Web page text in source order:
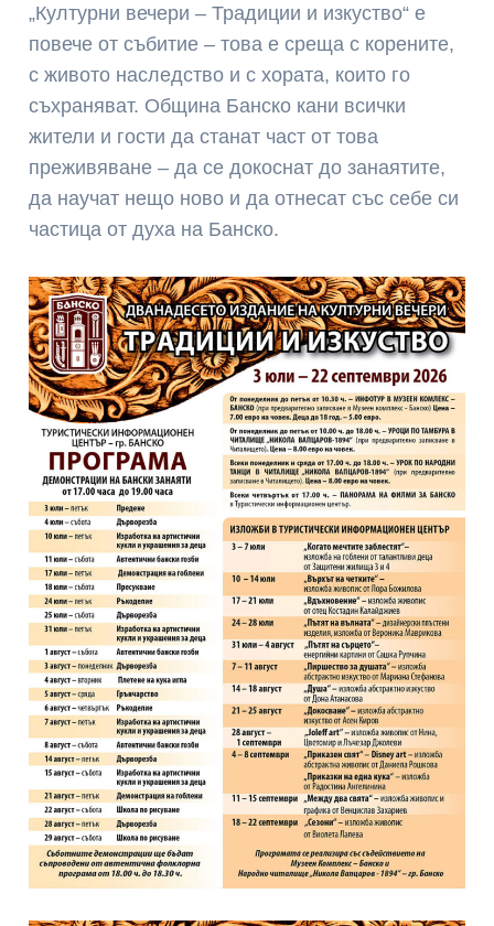
„Културни вечери – Традиции и изкуство“ е
повече от събитие – това е среща с корените,
с живото наследство и с хората, които го
съхраняват. Община Банско кани всички
жители и гости да станат част от това
преживяване – да се докоснат до занаятите,
да научат нещо ново и да отнесат със себе си
частица от духа на Банско.